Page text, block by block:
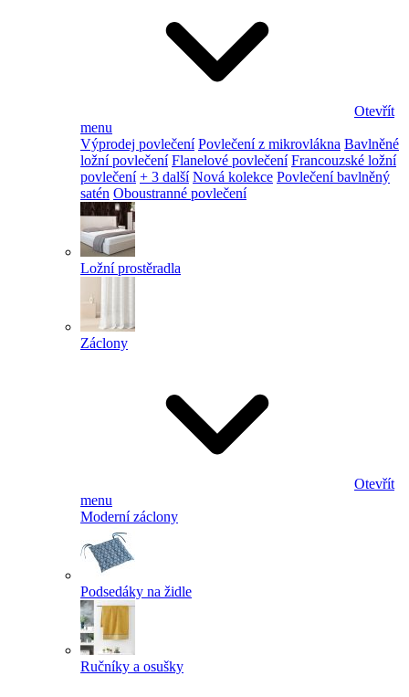
Otevřít
menu
Výprodej povlečení Povlečení z mikrovlákna Bavlněné
ložní povlečení Flanelové povlečení Francouzské ložní
povlečení + 3 další Nová kolekce Povlečení bavlněný
satén Oboustranné povlečení
Ložní prostěradla
Záclony
Otevřít
menu
Moderní záclony
Podsedáky na židle
Ručníky a osušky